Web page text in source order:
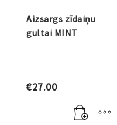
Aizsargs zīdaiņu
gultai MINT
€27.00